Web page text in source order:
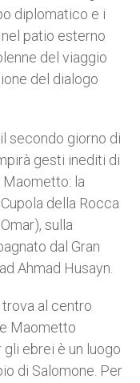
diplomatico e i
patio esterno
del viaggio
del dialogo
secondo giorno di
gesti inediti di
la
della Rocca
sulla
dal Gran
Ahmad Husayn.
trova al centro
Maometto
ebrei è un luogo
di Salomone. Per